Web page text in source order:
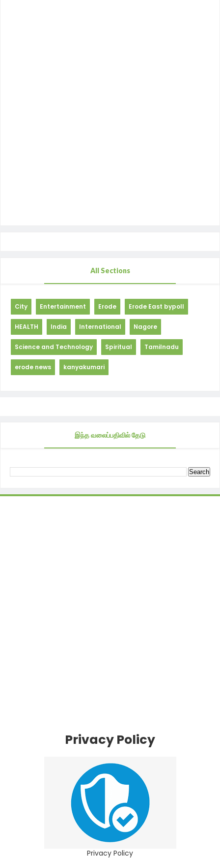
All Sections
City Entertainment Erode Erode East bypoll
HEALTH India International Nagore
Science and Technology Spiritual Tamilnadu
erode news kanyakumari
இந்த வலைப்பதிவில் தேடு
Privacy Policy
Privacy Policy